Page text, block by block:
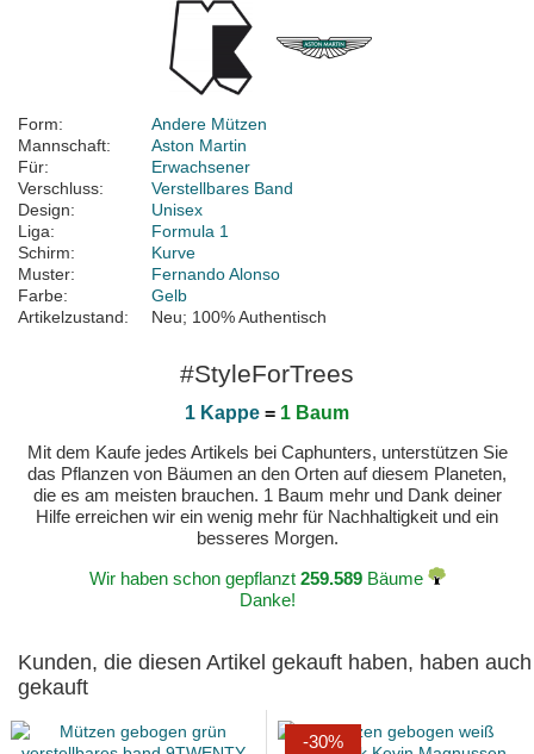
Form:
Andere Mützen
Mannschaft:
Aston Martin
Für:
Erwachsener
Verschluss:
Verstellbares Band
Design:
Unisex
Liga:
Formula 1
Schirm:
Kurve
Muster:
Fernando Alonso
Farbe:
Gelb
Artikelzustand:
Neu; 100% Authentisch
#StyleForTrees
1 Kappe = 1 Baum
Mit dem Kaufe jedes Artikels bei Caphunters, unterstützen Sie
das Pflanzen von Bäumen an den Orten auf diesem Planeten,
die es am meisten brauchen. 1 Baum mehr und Dank deiner
Hilfe erreichen wir ein wenig mehr für Nachhaltigkeit und ein
besseres Morgen.
Wir haben schon gepflanzt 259.589Bäume
Danke!
Kunden, die diesen Artikel gekauft haben, haben auch
gekauft
-30%